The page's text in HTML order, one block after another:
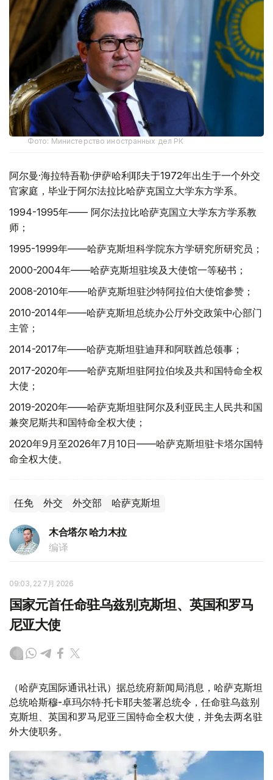
Фото: Министерство иностранных дел РК
阿尔曼·海拉特吾勒·伊萨哈利耶夫于1972年出生于一个外交
官家庭，毕业于阿尔法拉比哈萨克国立大学东方学系。
1994-1995年—— 阿尔法拉比哈萨克国立大学东方学系教
师；
1995-1999年——哈萨克斯坦科学院东方学研究所研究员；
2000-2004年——哈萨克斯坦驻埃及大使馆一等秘书；
2008-2010年——哈萨克斯坦驻沙特阿拉伯大使馆参赞；
2010-2014年——哈萨克斯坦总统办公厅外交政策中心部门
主管；
2014-2017年——哈萨克斯坦驻迪拜和阿联酋总领事；
2017-2020年——哈萨克斯坦驻阿拉伯埃及共和国特命全权
大使；
2019-2020年——哈萨克斯坦驻阿尔及利亚民主人民共和国
兼突尼斯共和国特命全权大使；
2020年9月至2026年7月10日——哈萨克斯坦驻卡塔尔国特
命全权大使。
任免 外交 外交部 哈萨克斯坦
木合塔尔 哈力木拉
编译
09:03, 22 7月 2026
国家元首任命驻乌兹别克斯坦、英国和罗马
尼亚大使
（哈萨克国际通讯社讯）据总统府新闻局消息，哈萨克斯坦
总统哈斯穆-卓玛尔特·托卡耶夫签署总统令，任命驻乌兹别
克斯坦、英国和罗马尼亚三国特命全权大使，并免去两名驻
外大使职务。